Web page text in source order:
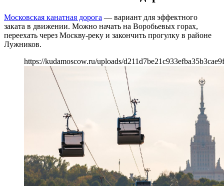
Московская канатная дорога — вариант для эффектного
заката в движении. Можно начать на Воробьевых горах,
переехать через Москву-реку и закончить прогулку в районе
Лужников.
https://kudamoscow.ru/uploads/